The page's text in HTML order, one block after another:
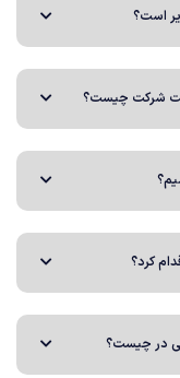
است؟
ثبت شرکت چیست؟
کرد؟
در چیست؟